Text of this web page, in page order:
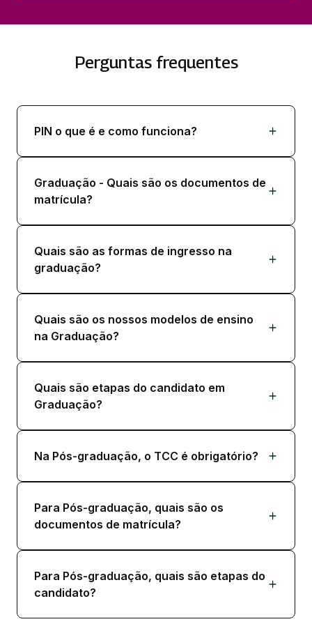
Perguntas frequentes
PIN o que é e como funciona?
Graduação - Quais são os documentos de
matrícula?
Quais são as formas de ingresso na
graduação?
Quais são os nossos modelos de ensino
na Graduação?
Quais são etapas do candidato em
Graduação?
Na Pós-graduação, o TCC é obrigatório?
Para Pós-graduação, quais são os
documentos de matrícula?
Para Pós-graduação, quais são etapas do
candidato?